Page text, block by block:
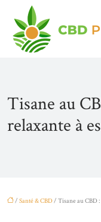
Tisane au
relaxante à
/ Santé & CBD/ Tisane au CBD :